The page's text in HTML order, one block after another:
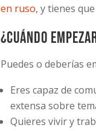
en ruso, y tienes
¿Cuándo
Puedes o deberías
Eres capaz de
extensa sobre
Quieres vivir y